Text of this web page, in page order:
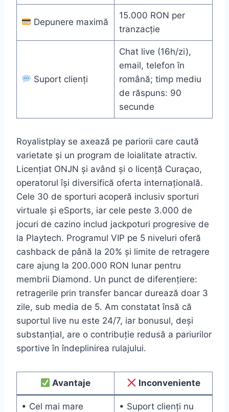
Depunere maximă
15.000 RON per
tranzacție
Suport clienți
Chat live (16h/zi),
email, telefon în
română; timp mediu
de răspuns: 90
secunde
Royalistplay se axează pe pariorii care caută
varietate și un program de loialitate atractiv.
Licențiat ONJN și având și o licență Curaçao,
operatorul își diversifică oferta internațională.
Cele 30 de sporturi acoperă inclusiv sporturi
virtuale și eSports, iar cele peste 3.000 de
jocuri de cazino includ jackpoturi progresive de
la Playtech. Programul VIP pe 5 niveluri oferă
cashback de până la 20% și limite de retragere
care ajung la 200.000 RON lunar pentru
membrii Diamond. Un punct de diferențiere:
retragerile prin transfer bancar durează doar 3
zile, sub media de 5. Am constatat însă că
suportul live nu este 24/7, iar bonusul, deși
substanțial, are o contribuție redusă a pariurilor
sportive în îndeplinirea rulajului.
Avantaje Inconveniente
• Cel mai mare
• Suport clienți nu